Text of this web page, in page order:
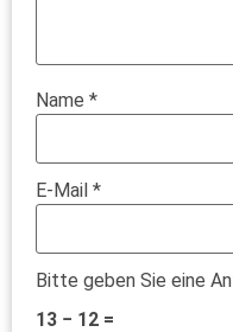
Name *
E-Mail *
Bitte geben Sie eine
13 − 12 =